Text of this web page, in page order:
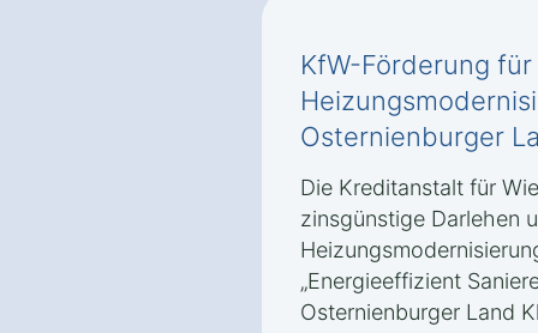
KfW-Förderung für
Osternienburger
Die Kreditanstalt für
zinsgünstige Darlehen
„Energieeffizient
Osternienburger Land